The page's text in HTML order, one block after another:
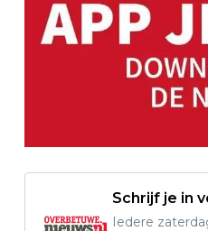
Schrijf je in
Iedere